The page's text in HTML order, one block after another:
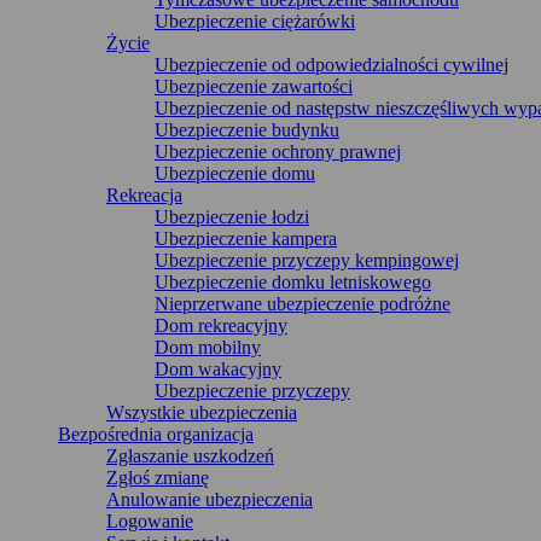
Ubezpieczenie ciężarówki
Życie
Ubezpieczenie od odpowiedzialności cywilnej
Ubezpieczenie zawartości
Ubezpieczenie od następstw nieszczęśliwych
Ubezpieczenie budynku
Ubezpieczenie ochrony prawnej
Ubezpieczenie domu
Rekreacja
Ubezpieczenie łodzi
Ubezpieczenie kampera
Ubezpieczenie przyczepy kempingowej
Ubezpieczenie domku letniskowego
Nieprzerwane ubezpieczenie podróżne
Dom rekreacyjny
Dom mobilny
Dom wakacyjny
Ubezpieczenie przyczepy
Wszystkie ubezpieczenia
Bezpośrednia organizacja
Zgłaszanie uszkodzeń
Zgłoś zmianę
Anulowanie ubezpieczenia
Logowanie